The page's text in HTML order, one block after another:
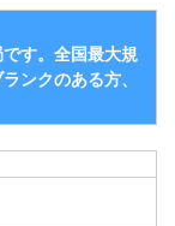
です。全国最大規
ンクのある方、